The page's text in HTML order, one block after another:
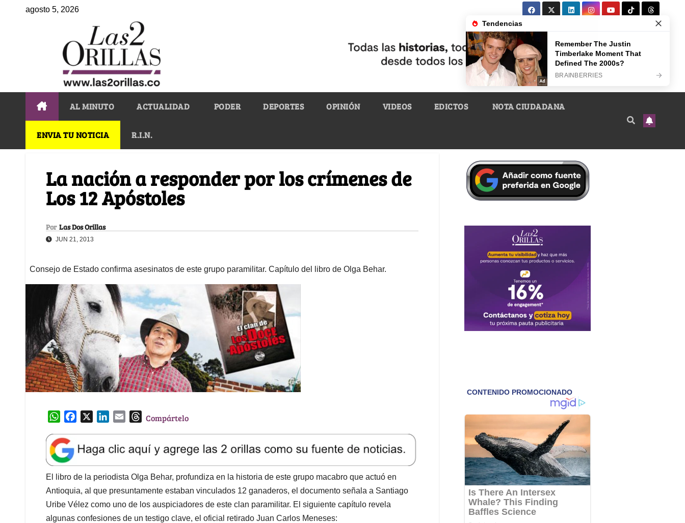
agosto 5, 2026
AL MINUTO ACTUALIDAD PODER DEPORTES OPINIÓN VIDEOS EDICTOS NOTA CIUDADANA
ENVIA TU NOTICIA R.I.N.
La nación a responder por los crímenes de
Los 12 Apóstoles
Por Las Dos Orillas
JUN 21, 2013
Consejo de Estado confirma asesinatos de este grupo paramilitar. Capítulo del libro de Olga Behar.
W
a
t
s
A
p
p
e
b
o
o
k
k
e
d
I
n
l
T
e
a
d
s
Compártelo
El libro de la periodista Olga Behar, profundiza en la historia de este grupo macabro que actuó en
Antioquia, al que presuntamente estaban vinculados 12 ganaderos, el documento señala a Santiago
Uribe Vélez como uno de los auspiciadores de este clan paramilitar. El siguiente capítulo revela
algunas confesiones de un testigo clave, el oficial retirado Juan Carlos Meneses: